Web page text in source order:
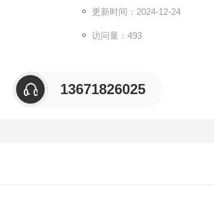
更新时间：2024-12-24
访问量：493
13671826025